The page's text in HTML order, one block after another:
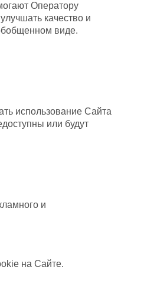
Оператору
качество и
виде.
использование Сайта
или будут
и
на Сайте.